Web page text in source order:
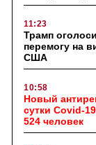
11:23
Трамп
перемогу на
США
10:58
Новый
сутки Covid-
524 человек